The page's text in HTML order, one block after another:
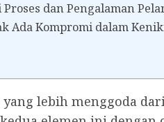
dan Pengalaman
Ada Kompromi dalam
lebih menggoda